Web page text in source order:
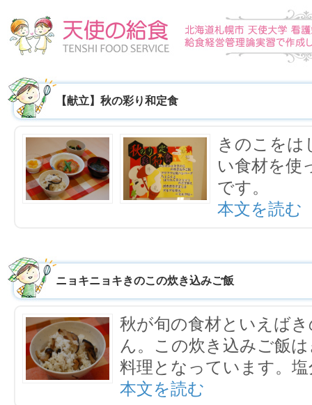
【献立】秋の彩り和定食
きのこをは
い食材を使
です。
本文を読む
ニョキニョキきのこの炊き込みご飯
秋が旬の食材といえば
ん。この炊き込みご飯
料理となっています。
本文を読む